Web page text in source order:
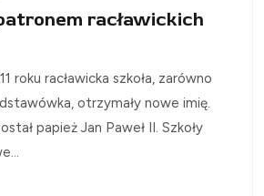
racławickich
roku racławicka szkoła, zarówno
otrzymały nowe imię.
papież Jan Paweł II. Szkoły